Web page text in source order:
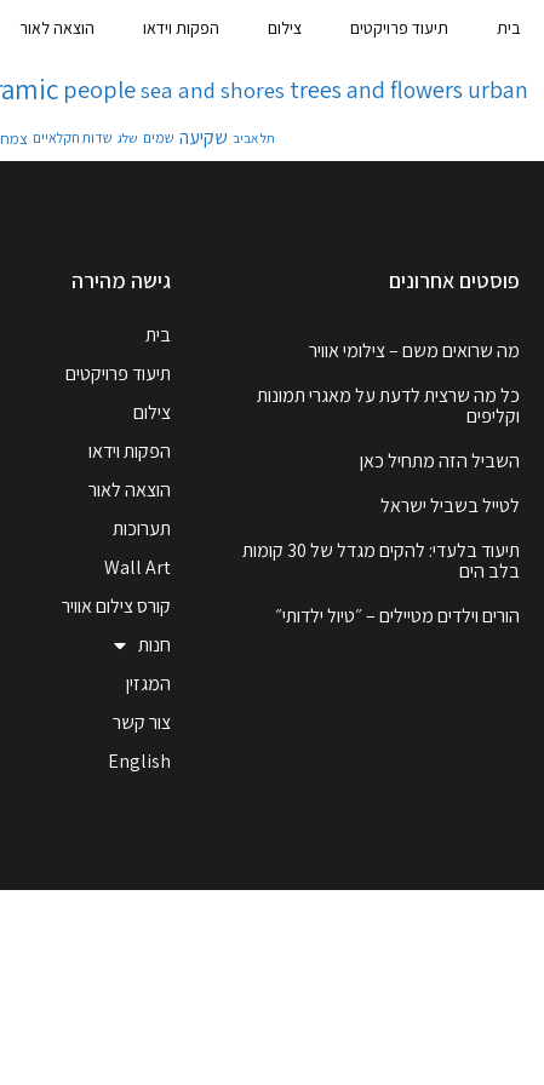
בית תיעוד פרויקטים צילום הפקות וידאו הוצאה לאור
peoplesea and shores trees and flowers urban
שדות חקלאיים שלג שמים שקיעה תל אביב
פוסטים אחרונים
מה שרואים משם – צילומי אוויר
כל מה שרצית לדעת על מאגרי תמונות
וקליפים
השביל הזה מתחיל כאן
לטייל בשביל ישראל
תיעוד בלעדי: להקים מגדל של 30 קומות
בלב הים
הורים וילדים מטיילים – ״טיול ילדותי״
גישה מהירה
בית
תיעוד פרויקטים
צילום
הפקות וידאו
הוצאה לאור
תערוכות
Wall Art
קורס צילום אוויר
חנות
המגזין
צור קשר
English